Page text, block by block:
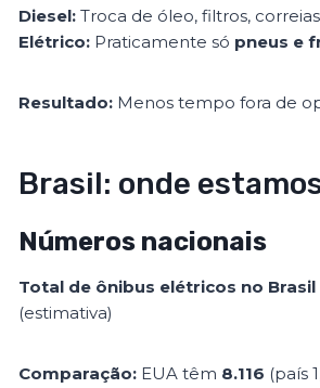
Diesel: Troca de óleo, filtros,
Elétrico: Praticamente só pneus e
Resultado: Menos tempo fora de
Brasil: onde
Números nacionais
Total de ônibus elétricos no Brasil
(estimativa)
Comparação: EUA têm 8.116 (país